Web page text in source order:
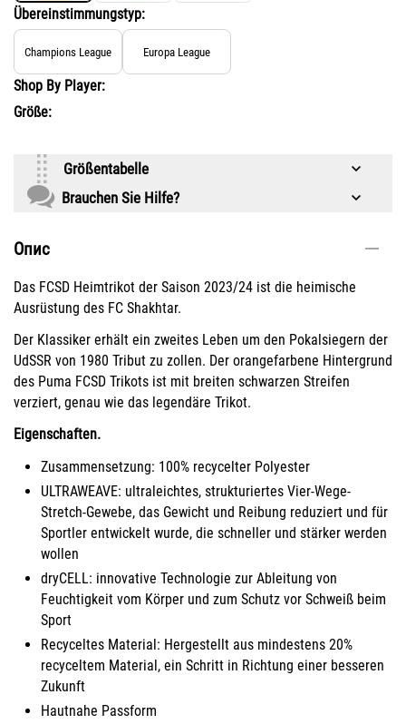
Übereinstimmungstyp:
Champions League Europa League
Shop By Player:
Größe:
Größentabelle
Brauchen Sie Hilfe?
Опис
Das FCSD Heimtrikot der Saison 2023/24 ist die heimische
Ausrüstung des FC Shakhtar.
Der Klassiker erhält ein zweites Leben um den Pokalsiegern der
UdSSR von 1980 Tribut zu zollen. Der orangefarbene Hintergrund
des Puma FCSD Trikots ist mit breiten schwarzen Streifen
verziert, genau wie das legendäre Trikot.
Eigenschaften.
Zusammensetzung: 100% recycelter Polyester
ULTRAWEAVE: ultraleichtes, strukturiertes Vier-Wege-
Stretch-Gewebe, das Gewicht und Reibung reduziert und für
Sportler entwickelt wurde, die schneller und stärker werden
wollen
dryCELL: innovative Technologie zur Ableitung von
Feuchtigkeit vom Körper und zum Schutz vor Schweiß beim
Sport
Recyceltes Material: Hergestellt aus mindestens 20%
recyceltem Material, ein Schritt in Richtung einer besseren
Zukunft
Hautnahe Passform